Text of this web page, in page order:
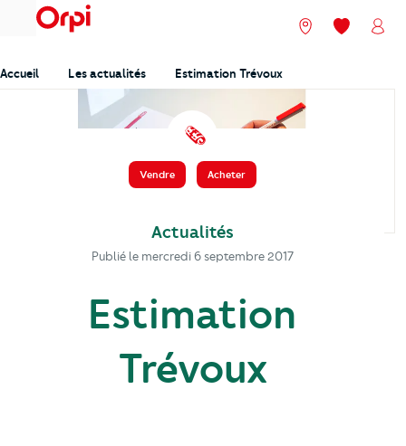
menu Nos agences
Mes
Accueil Les actualités Estimation Trévoux
️ 🗞️
Vendre Acheter
Actualités
Publié le mercredi 6 septembre 2017
Estimation
Trévoux